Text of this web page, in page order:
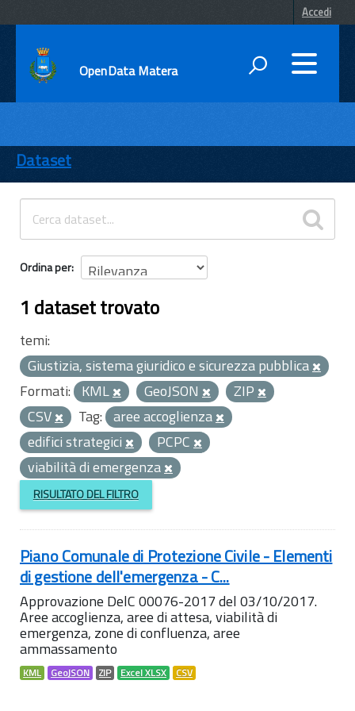
Accedi
OpenData Matera
ENTI
TEMI
INFORMAZIONI
Dataset
Ordina per
1 dataset trovato
temi:
Giustizia, sistema giuridico e sicurezza pubblica
Formati: KML GeoJSON
ZIP
CSV
Tag: aree accoglienza
edifici strategici
PCPC
viabilità di emergenza
RISULTATO DEL FILTRO
Piano Comunale di Protezione Civile - Elementi
di gestione dell'emergenza - C...
Approvazione DelC 00076-2017 del 03/10/2017.
Aree accoglienza, aree di attesa, viabilità di
emergenza, zone di confluenza, aree
ammassamento
KML GeoJSON ZIP Excel XLSX CSV